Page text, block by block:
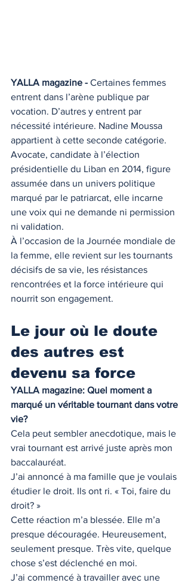
YALLA magazine - Certaines femmes
entrent dans l’arène publique par
vocation. D’autres y entrent par
nécessité intérieure. Nadine Moussa
appartient à cette seconde catégorie.
Avocate, candidate à l’élection
présidentielle du Liban en 2014, figure
assumée dans un univers politique
marqué par le patriarcat, elle incarne
une voix qui ne demande ni permission
ni validation.
À l’occasion de la Journée mondiale de
la femme, elle revient sur les tournants
décisifs de sa vie, les résistances
rencontrées et la force intérieure qui
nourrit son engagement.
Le jour où le doute
des autres est
devenu sa force
YALLA magazine: Quel moment a
marqué un véritable tournant dans votre
vie?
Cela peut sembler anecdotique, mais le
vrai tournant est arrivé juste après mon
baccalauréat.
J’ai annoncé à ma famille que je voulais
étudier le droit. Ils ont ri. « Toi, faire du
droit? »
Cette réaction m’a blessée. Elle m’a
presque découragée. Heureusement,
seulement presque. Très vite, quelque
chose s’est déclenché en moi.
J’ai commencé à travailler avec une